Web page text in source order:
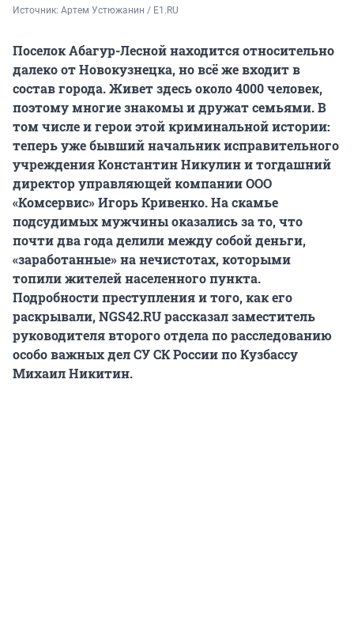
Источник: Артем Устюжанин / E1.RU
Поселок Абагур-Лесной находится относительно
далеко от Новокузнецка, но всё же входит в
состав города. Живет здесь около 4000 человек,
поэтому многие знакомы и дружат семьями. В
том числе и герои этой криминальной истории:
теперь уже бывший начальник исправительного
учреждения Константин Никулин и тогдашний
директор управляющей компании ООО
«Комсервис» Игорь Кривенко. На скамье
подсудимых мужчины оказались за то, что
почти два года делили между собой деньги,
«заработанные» на нечистотах, которыми
топили жителей населенного пункта.
Подробности преступления и того, как его
раскрывали, NGS42.RU рассказал заместитель
руководителя второго отдела по расследованию
особо важных дел СУ СК России по Кузбассу
Михаил Никитин.